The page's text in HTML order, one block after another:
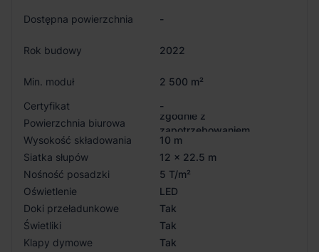
Dostępna powierzchnia -
Rok budowy 2022
Min. moduł
2 500 m²
Certyfikat
-
Powierzchnia biurowa
zgodnie z
zapotrzebowaniem
Wysokość składowania
10 m
Siatka słupów
12 x 22.5 m
Nośność posadzki
5 T/m²
Oświetlenie
LED
Doki przeładunkowe
Tak
Świetliki
Tak
Klapy dymowe
Tak